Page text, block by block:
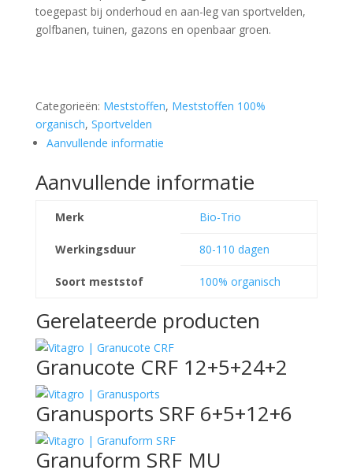
toegepast bij onderhoud en aan-leg van sportvelden,
golfbanen, tuinen, gazons en openbaar groen.
Categorieën: Meststoffen, Meststoffen 100%
organisch, Sportvelden
Aanvullende informatie
Aanvullende informatie
Merk Bio-Trio
Werkingsduur 80-110 dagen
Soort meststof 100% organisch
Gerelateerde producten
Granucote CRF 12+5+24+2
Granusports SRF 6+5+12+6
Granuform SRF MU